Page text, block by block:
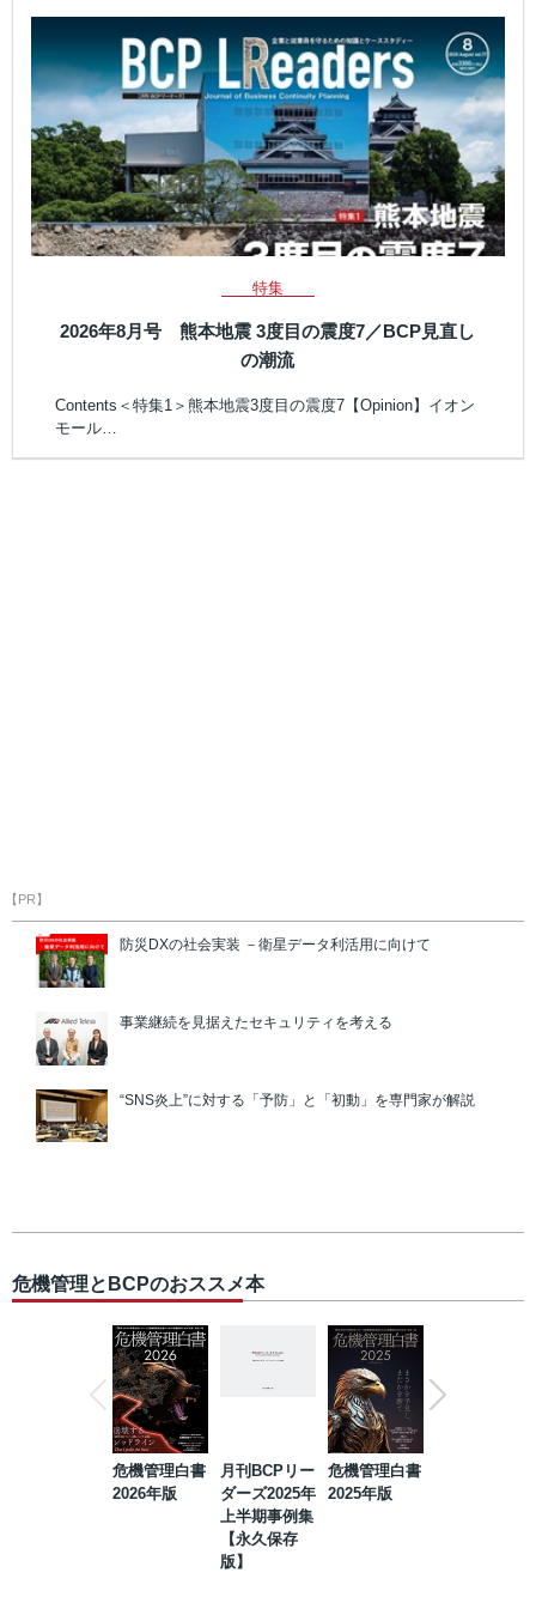
特集
2026年8月号 熊本地震 3度目の震度7／BCP見直し
の潮流
Contents＜特集1＞熊本地震3度目の震度7【Opinion】イオン
モール…
【PR】
防災DXの社会実装 －衛星データ利活用に向けて
事業継続を見据えたセキュリティを考える
“SNS炎上”に対する「予防」と「初動」を専門家が解説
危機管理とBCPのおススメ本
危機管理白書
2026年版
月刊BCPリー
ダーズ2025年
上半期事例集
【永久保存
版】
危機管理白書
2025年版